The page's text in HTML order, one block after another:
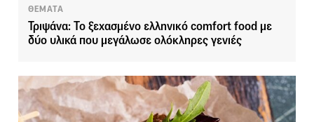
ΘΕΜΑΤΑ
Τριψάνα: Το ξεχασμένο ελληνικό comfort food με
δύο υλικά που μεγάλωσε ολόκληρες γενιές